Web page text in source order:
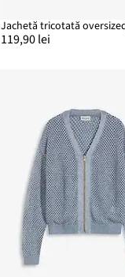
119,90 lei